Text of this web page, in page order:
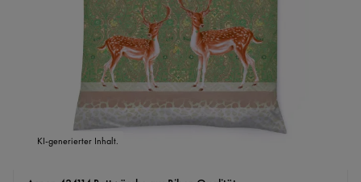
KI-generierter Inhalt.